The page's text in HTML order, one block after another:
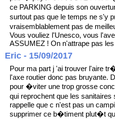
ce PARKING depuis son
surtout pas que le temps ne s'y
vraisemblablement pas de
Vous vouliez l'Unesco, vous
ASSUMEZ ! On n'attrape pas
Eric - 15/09/2017
Pour ma part j 'ai trouver l'aire
l'axe routier donc pas bruyante.
pour �viter une trop grosse
qui reprochent que les
rappelle que c n'est pas un
supprimer ce b�timent plut�t